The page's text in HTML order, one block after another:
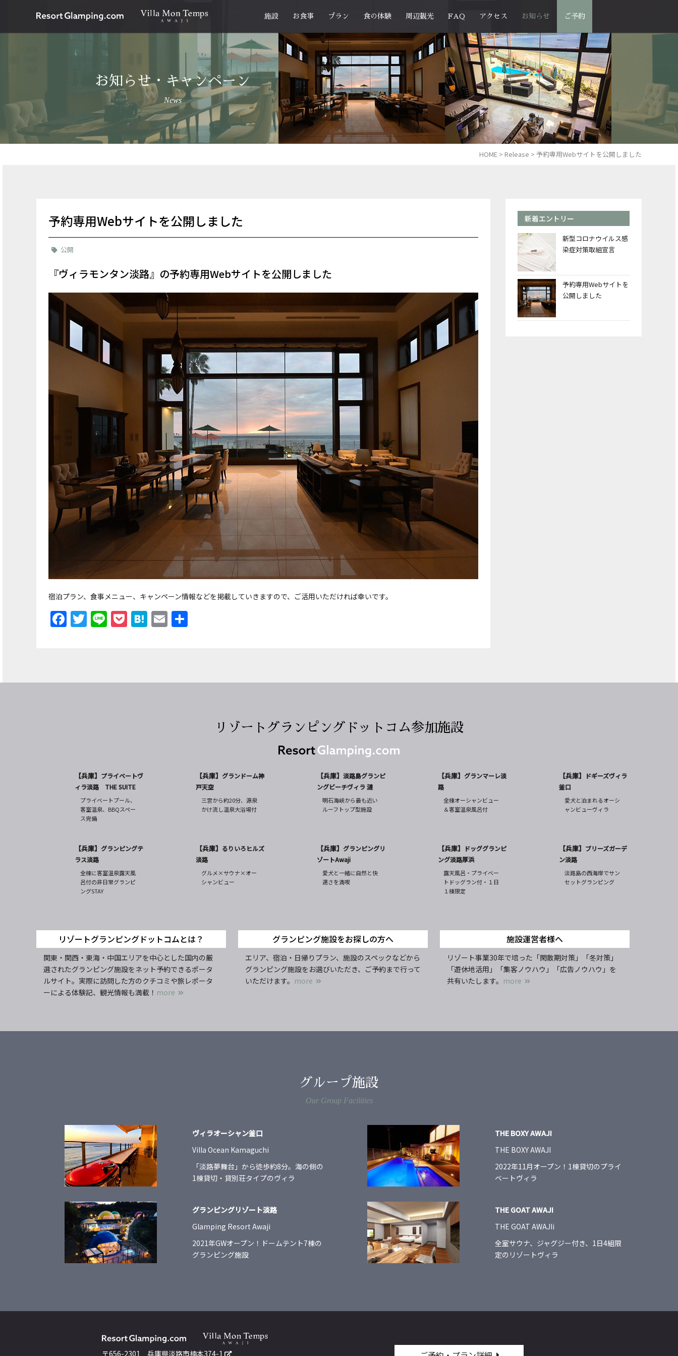
施設 お食事 プラン 食の体験 周辺観光 FAQ アクセス お知らせ ご予約
お知らせ・キャンペーン
News
HOME > Release > 予約専用Webサイトを公開しました
予約専用Webサイトを公開しました
公開
『ヴィラモンタン淡路』の予約専用Webサイトを公開しました
宿泊プラン、食事メニュー、キャンペーン情報などを掲載していきますので、ご活用いただければ幸いです。
Facebook
Twitter
LinePocket
Hatena
Email
新着エントリー
新型コロナウイルス感
染症対策取組宣言
予約専用Webサイトを
公開しました
リゾートグランピングドットコム参加施設
【兵庫】 プライベートヴ
ィラ淡路 THE SUITE
プライベートプール、
客室温泉、BBQスペー
ス完備
【兵庫】 グランドーム神
戸天空
三宮から約20分、源泉
かけ流し温泉大浴場付
【兵庫】 淡路島グランピ
ングビーチヴィラ 漣
明石海峡から最も近い
ルーフトップ型施設
【兵庫】 グランマーレ淡
路
全棟オーシャンビュー
＆客室温泉風呂付
【兵庫】
ドギーズヴィラ
釜口
愛犬と泊まれるオーシ
ャンビューヴィラ
【兵庫】 グランピングテ
ラス淡路
全棟に客室温泉露天風
呂付の非日常グランピ
ングSTAY
【兵庫】 るりいろヒルズ
淡路
グルメ×サウナ×オー
シャンビュー
【兵庫】 グランピングリ
ゾートAwaji
愛犬と一緒に自然と快
適さを満喫
【兵庫】
ドッググランピ
ング淡路厚浜
露天風呂・プライベー
トドッグラン付・１日
１棟限定
【兵庫】 ブリーズガーデ
ン淡路
淡路島の西海岸でサン
セットグランピング
リゾートグランピングドットコムとは？
関東・関西・東海・中国エリアを中心とした国内の厳
選されたグランピング施設をネット予約できるポータ
ルサイト。実際に訪問した方のクチコミや旅レポータ
ーによる体験記、観光情報も満載！ more
グランピング施設をお探しの方へ
エリア、宿泊・日帰りプラン、施設のスペックなどから
グランピング施設をお選びいただき、ご予約まで行って
いただけます。 more
施設運営者様へ
リゾート事業30年で培った「閑散期対策」「冬対策」
「遊休地活用」「集客ノウハウ」「広告ノウハウ」を
共有いたします。 more
グループ施設
Our Group Facilities
ヴィラオーシャン釜口
Villa Ocean Kamaguchi
「淡路夢舞台」から徒歩約8分。海の側の
1棟貸切・貸別荘タイプのヴィラ
THE BOXY AWAJI
THE BOXY AWAJI
2022年11月オープン！1棟貸切のプライ
ベートヴィラ
グランピングリゾート淡路
Glamping Resort Awaji
2021年GWオープン！ドームテント7棟の
グランピング施設
THE GOAT AWAJI
THE GOAT AWAJIi
全室サウナ、ジャグジー付き、1日4組限
定のリゾートヴィラ
〒656-2301 兵庫県淡路市楠本374-1